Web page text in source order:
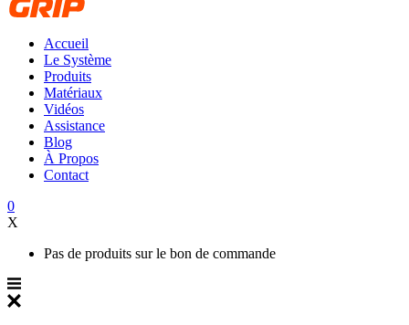
Accueil
Le Système
Produits
Matériaux
Vidéos
Assistance
Blog
À Propos
Contact
0
X
Pas de produits sur le bon de commande